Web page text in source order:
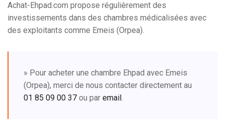
Achat-Ehpad.com propose régulièrement des
investissements dans des chambres médicalisées avec
des exploitants comme Emeis (Orpea).
» Pour acheter une chambre Ehpad avec Emeis
(Orpea), merci de nous contacter directement au
01 85 09 00 37 ou par email .